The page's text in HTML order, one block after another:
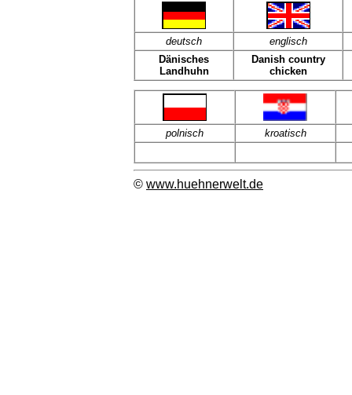
deutsch
englisch
Dänisches
Landhuhn
Danish country
chicken
polnisch kroatisch
© www.huehnerwelt.de